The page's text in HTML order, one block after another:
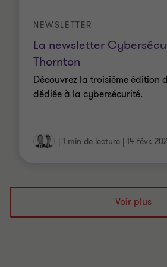
La newsletter
Thornton
NEWSLETTER
Découvrez la troisième édition
dédiée à la cybersécurité.
1 min de lecture 14 févr.
Voir plus